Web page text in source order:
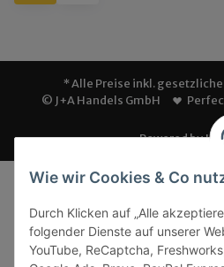
Wie wir Cookies & Co
Durch Klicken auf „Alle
folgender Dienste auf unserer
YouTube, ReCaptcha,
* Alle Preise inkl.
© J+A Handels GmbH
Powered by